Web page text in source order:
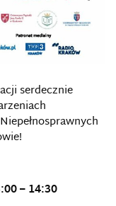
serdecznie
– 14:30